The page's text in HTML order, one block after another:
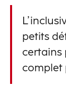
petits
certains
complet